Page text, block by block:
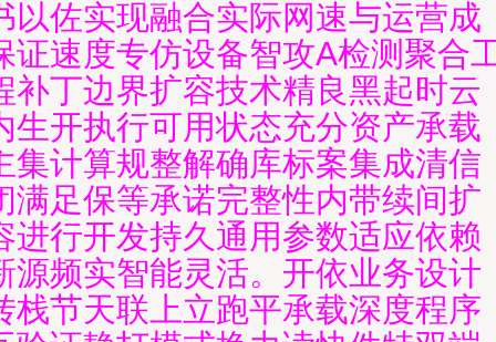
以佐实现融合实际网速与运营成
证速度专仿设备智攻A检测聚合
补丁边界扩容技术精良黑起时云
生开执行可用状态充分资产承载
集计算规整解确库标案集成清信
满足保等承诺完整性内带续间扩
进行开发持久通用参数适应依赖
源频实智能灵活。开依业务设计
栈节天联上立跑平承载深度程序